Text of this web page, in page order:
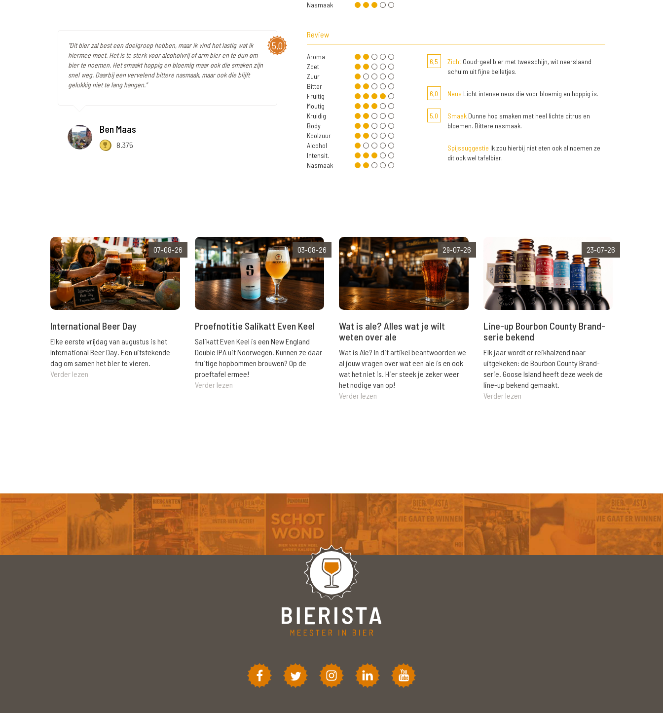
Nasmaak
5,0
"Dit bier zal best een doelgroep hebben, maar ik vind het lastig wat ik
hiermee moet. Het is te sterk voor alcoholvrij of arm bier en te dun om
bier te noemen. Het smaakt hoppig en bloemig maar ook die smaken zijn
snel weg. Daarbij een vervelend bittere nasmaak, maar ook die blijft
gelukkig niet te lang hangen."
Ben Maas
8.375
Review
Aroma
Zoet
Zuur
Bitter
Fruitig
Moutig
Kruidig
Body
Koolzuur
Alcohol
Intensit.
Nasmaak
6,5 ZichtGoud-geel bier met tweeschijn, wit neerslaand
schuim uit fijne belletjes.
6,0 Neus Licht intense neus die voor bloemig en hoppig is.
5,0 SmaakDunne hop smaken met heel lichte citrus en
bloemen. Bittere nasmaak.
Spijssuggestie Ik zou hierbij niet eten ook al noemen ze
dit ook wel tafelbier.
07-08-26
International Beer Day
Elke eerste vrijdag van augustus is het
International Beer Day. Een uitstekende
dag om samen het bier te vieren.
Verder lezen
03-08-26
Proefnotitie Salikatt Even Keel
Salikatt Even Keel is een New England
Double IPA uit Noorwegen. Kunnen ze daar
fruitige hopbommen brouwen? Op de
proeftafel ermee!
Verder lezen
29-07-26
Wat is ale? Alles wat je wilt
weten over ale
Wat is Ale? In dit artikel beantwoorden we
al jouw vragen over wat een ale is en ook
wat het niet is. Hier steek je zeker weer
het nodige van op!
Verder lezen
23-07-26
Line-up Bourbon County Brand-
serie bekend
Elk jaar wordt er reikhalzend naar
uitgekeken: de Bourbon County Brand-
serie. Goose Island heeft deze week de
line-up bekend gemaakt.
Verder lezen